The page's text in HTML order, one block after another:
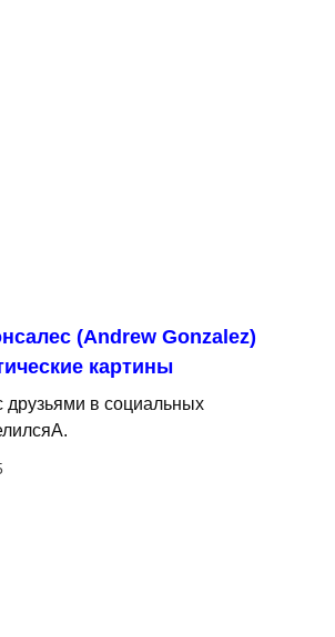
(Andrew Gonzalez)
картины
друзьями в социальных